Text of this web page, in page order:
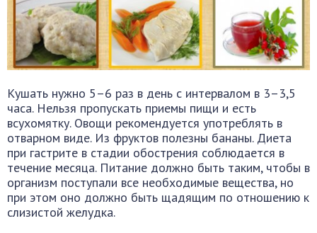
Кушать нужно 5–6 раз в день с интервалом в 3–3,5
часа. Нельзя пропускать приемы пищи и есть
всухомятку. Овощи рекомендуется употреблять в
отварном виде. Из фруктов полезны бананы. Диета
при гастрите в стадии обострения соблюдается в
течение месяца. Питание должно быть таким, чтобы в
организм поступали все необходимые вещества, но
при этом оно должно быть щадящим по отношению к
слизистой желудка.